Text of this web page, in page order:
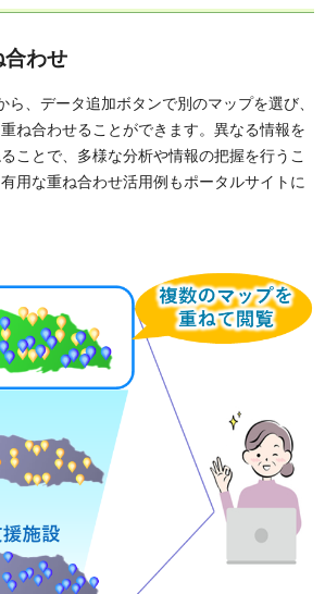
合わせ
ら、データ追加ボタンで別のマップを選び、
ね合わせることができます。異なる情報を
ことで、多様な分析や情報の把握を行うこ
用な重ね合わせ活用例もポータルサイトに